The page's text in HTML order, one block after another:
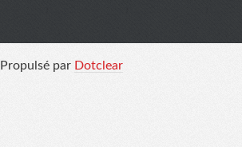
Propulsé par Dotclear